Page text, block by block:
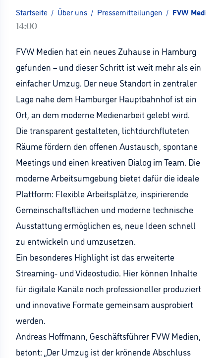
Startseite / Über uns / Pressemitteilungen / FVW Medien
14:00
FVW Medien hat ein neues Zuhause in Hamburg
gefunden – und dieser Schritt ist weit mehr als ein
einfacher Umzug. Der neue Standort in zentraler
Lage nahe dem Hamburger Hauptbahnhof ist ein
Ort, an dem moderne Medienarbeit gelebt wird.
Die transparent gestalteten, lichtdurchfluteten
Räume fördern den offenen Austausch, spontane
Meetings und einen kreativen Dialog im Team. Die
moderne Arbeitsumgebung bietet dafür die ideale
Plattform: Flexible Arbeitsplätze, inspirierende
Gemeinschaftsflächen und moderne technische
Ausstattung ermöglichen es, neue Ideen schnell
zu entwickeln und umzusetzen.
Ein besonderes Highlight ist das erweiterte
Streaming- und Videostudio. Hier können Inhalte
für digitale Kanäle noch professioneller produziert
und innovative Formate gemeinsam ausprobiert
werden.
Andreas Hoffmann, Geschäftsführer FVW Medien,
betont: „Der Umzug ist der krönende Abschluss